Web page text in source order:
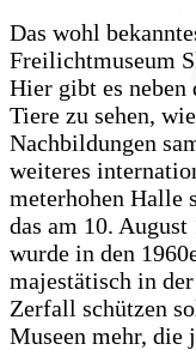
Das wohl
Freilichtmuseum
Hier gibt es neben
Tiere zu sehen,
Nachbildungen
weiteres
meterhohen Halle
das am 10.
wurde in den
majestätisch in
Zerfall schützen
Museen mehr, die